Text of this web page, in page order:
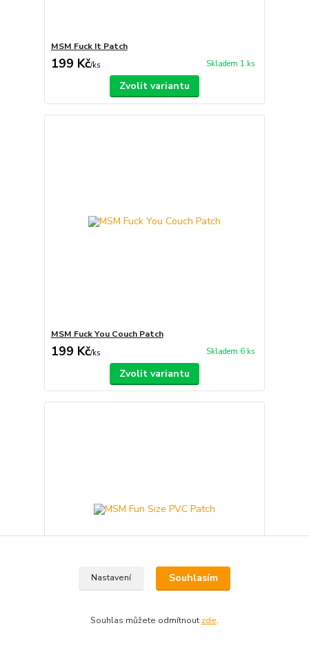
MSM Fuck It Patch
199 Kč/ks Skladem 1 ks
Zvolit variantu
MSM Fuck You Couch Patch
199 Kč/ks Skladem 6 ks
Zvolit variantu
MSM Fun Size PVC Patch
Nastavení Souhlasím
Souhlas můžete odmítnout zde.